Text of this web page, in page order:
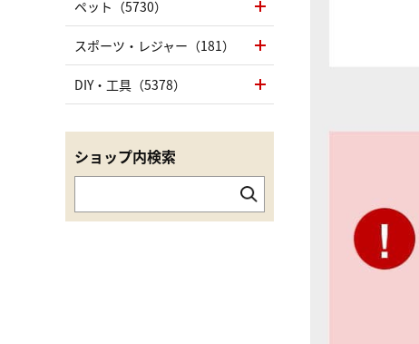
ペット（5730）
スポーツ・レジャー（181）
DIY・工具（5378）
ショップ内検索